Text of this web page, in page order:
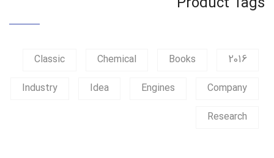
2016
Books
Chemical
Classic
Company
Engines
Idea
Industry
Research